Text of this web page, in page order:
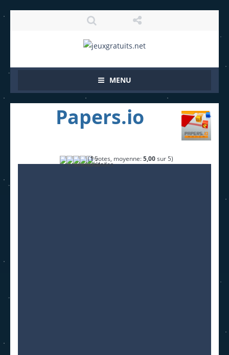
MENU
Papers.io
(1votes, moyenne:5,00sur 5)